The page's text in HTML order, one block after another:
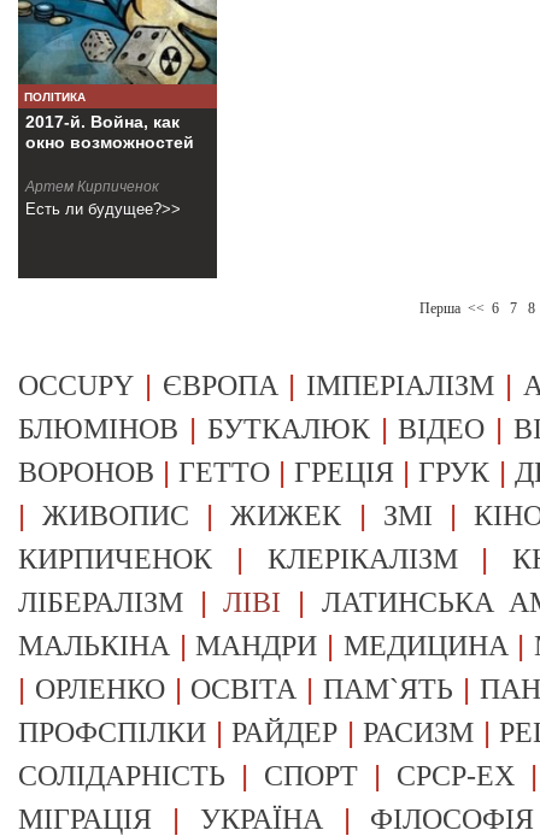
ПОЛІТИКА
2017-й. Война, как
окно возможностей
Артем Кирпиченок
Есть ли будущее?>>
Перша << 6 7 8
OCCUPY | ЄВРОПА | ІМПЕРІАЛІЗМ |
БЛЮМІНОВ | БУТКАЛЮК|ВІДЕО |
ВОРОНОВ |ГЕТТО |ГРЕЦІЯ |ГРУК |
|ЖИВОПИС |ЖИЖЕК | ЗМІ |
КИРПИЧЕНОК | КЛЕРІКАЛІЗМ|
ЛІБЕРАЛІЗМ |ЛІВІ | ЛАТИНСЬКА
МАЛЬКІНА |МАНДРИ | МЕДИЦИНА |
| ОРЛЕНКО| ОСВІТА |ПАМ`ЯТЬ |
ПРОФСПІЛКИ |РАЙДЕР |РАСИЗМ |
СОЛІДАРНІСТЬ | СПОРТ | СРСР-EX
МІГРАЦІЯ | УКРАЇНА | ФІЛОСОФІЯ